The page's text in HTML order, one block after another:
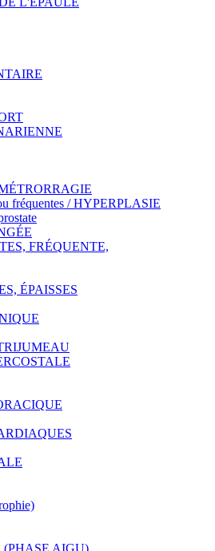
fréquentes / HYPERPLASIE
FRÉQUENTE,
ÉPAISSES
AIGU)